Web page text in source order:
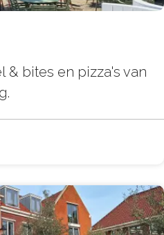
& bites en pizza's van